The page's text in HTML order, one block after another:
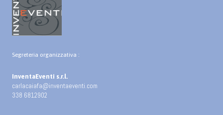
Segreteria organizzativa :
InventaEventi s.r.l.
carlacaiafa@inventaeventi.com
338 6812902